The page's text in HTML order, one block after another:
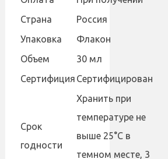
Страна
Россия
Упаковка
Флакон
Объем
30 мл
Сертифиция Сертифицирован
Cрок
годности
Хранить при
температуре не
выше 25°С в
темном месте, 3